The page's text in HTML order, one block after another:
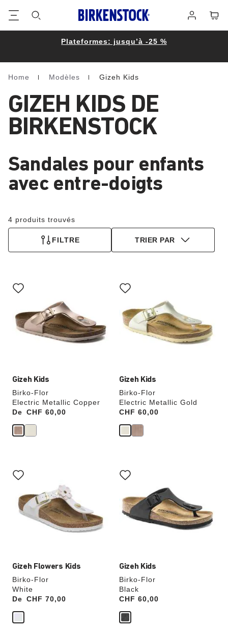
connecter
Plateformes: jusqu’à -25 %
Homepage
Home Modèles Gizeh Kids
GIZEH KIDS DE
BIRKENSTOCK
Sandales pour enfants
avec entre-doigts
4 produits trouvés
FILTRE TRIER PAR
Gizeh Kids
Birko-Flor
Electric Metallic Copper
De
Price:CHF 60,00
sur
les
échantillons
de
couleurs
modifiera
Gizeh Kids
Birko-Flor
Electric Metallic Gold
Price:
CHF 60,00
sur
les
échantillons
de
couleurs
modifiera
Gizeh Flowers Kids
Birko-Flor
White
De
Price:CHF 70,00
sur
les
échantillons
couleurs
modifiera
Gizeh Kids
Birko-Flor
Black
Price:
CHF 60,00
sur
les
échantillons
de
couleurs
modifiera